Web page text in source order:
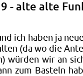
9 - alte alte
ich haben ja
(da wo die
wür­den wir an
zum Bas­teln